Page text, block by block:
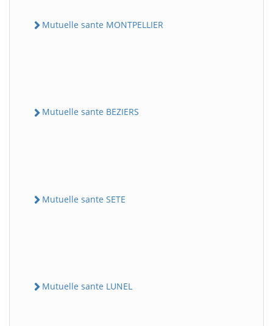
Mutuelle sante MONTPELLIER
Mutuelle sante BEZIERS
Mutuelle sante SETE
Mutuelle sante LUNEL